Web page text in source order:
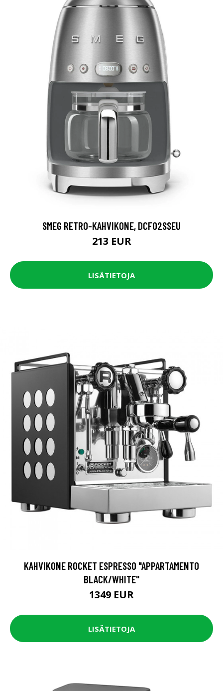
SMEG RETRO-KAHVIKONE, DCF02SSEU
213 EUR
LISÄTIETOJA
KAHVIKONE ROCKET ESPRESSO "APPARTAMENTO
BLACK/WHITE"
1349 EUR
LISÄTIETOJA